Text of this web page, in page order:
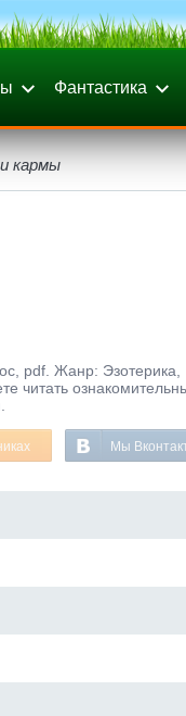
Фантастика
кармы
pdf. Жанр: Эзотерика,
читать
Мы